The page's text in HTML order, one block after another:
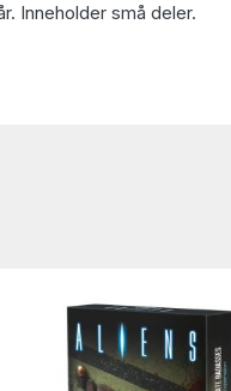
Inneholder små deler.